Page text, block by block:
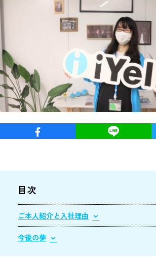
目次
ご本人紹介と入社理由
今後の夢